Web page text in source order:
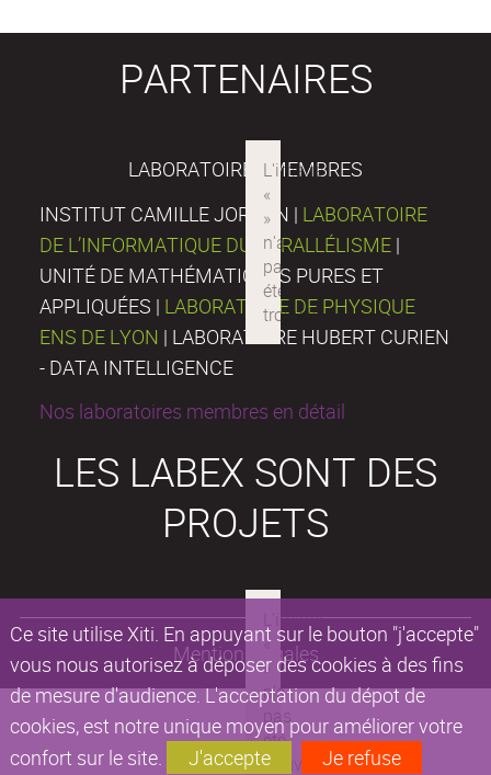
Ce site utilise Xiti. En appuyant sur le bouton "j'accepte"
vous nous autorisez à déposer des cookies à des fins
de mesure d'audience. L'acceptation du dépot de
cookies, est notre unique moyen pour améliorer votre
confort sur le site.
J'accepte Je refuse
PARTENAIRES
LABORATOIRES MEMBRES
INSTITUT CAMILLE JORDAN | LABORATOIRE
DE L’INFORMATIQUE DU PARALLÉLISME |
UNITÉ DE MATHÉMATIQUES PURES ET
APPLIQUÉES | LABORATOIRE DE PHYSIQUE
ENS DE LYON | LABORATOIRE HUBERT CURIEN
- DATA INTELLIGENCE
Nos laboratoires membres en détail
LES LABEX SONT DES
PROJETS
Mentions légales